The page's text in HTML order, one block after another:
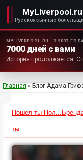
MyLiverpool.ru
Русскоязычные
MYLIVERPOOL.RU · С 2007
7000 дней с вами
История продолжается.
Главная » Блог Адама
Пошел ты
ты...